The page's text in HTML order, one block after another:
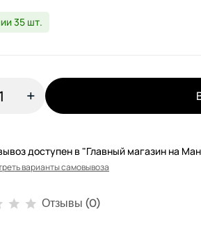
35 шт.
+
доступен в "Главный магазин на
варианты самовывоза
Отзывы (0)